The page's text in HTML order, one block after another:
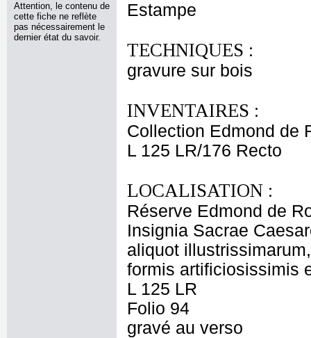
Attention, le contenu de
cette fiche ne reflète
pas nécessairement le
dernier état du savoir.
Estampe
TECHNIQUES :
gravure sur bois
INVENTAIRES :
Collection Edmond de
L 125 LR/176 Recto
LOCALISATION :
Réserve Edmond de
Insignia Sacrae
aliquot
formis artificiosissimis
L 125 LR
Folio 94
gravé au verso